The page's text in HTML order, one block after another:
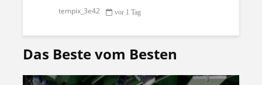
tempix_3e42 vor 1 Tag
Das Beste vom Besten